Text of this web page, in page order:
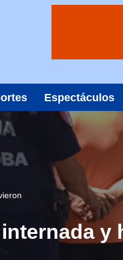
Espectáculos
y